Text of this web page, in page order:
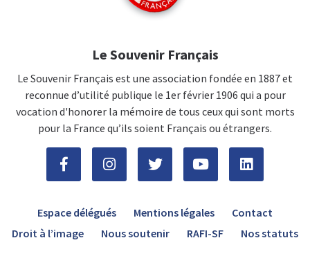
Le Souvenir Français
Le Souvenir Français est une association fondée en 1887 et
reconnue d’utilité publique le 1er février 1906 qui a pour
vocation d'honorer la mémoire de tous ceux qui sont morts
pour la France qu’ils soient Français ou étrangers.
Espace délégués Mentions légales
Contact
Droit à l’image
Nous soutenir RAFI-SF Nos statuts